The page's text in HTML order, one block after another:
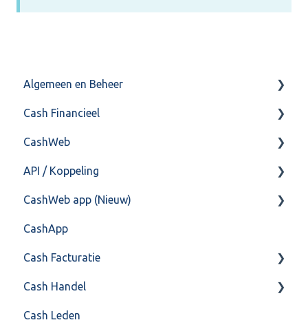
Algemeen en Beheer
Bank(koppeling)
Import/Export
Postbus
Training & Consultancy
Overig
Cash Financieel
Boekhoud
Fiscaal
Overig
CashWeb
CashHero Layout
Mailen vanuit CASHWeb
Algemeen gebruik
API / Koppeling
Algemeen
Api 3.0 (SOAP API)
API 4.0 (REST API)
CashWeb app (Nieuw)
Veel gestelde vragen
CashApp
Cash Facturatie
Factureren
Instellingen
Cash Handel
Inkoop
Cash Leden